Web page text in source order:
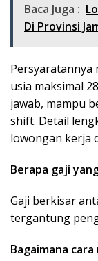
Baca Juga :
Di Provinsi
Persyaratannya
usia maksimal
jawab, mampu
shift. Detail
lowongan kerja
Berapa gaji
Gaji berkisar
tergantung
Bagaimana